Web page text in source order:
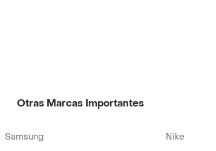
Otras Marcas Importantes
Samsung Nike